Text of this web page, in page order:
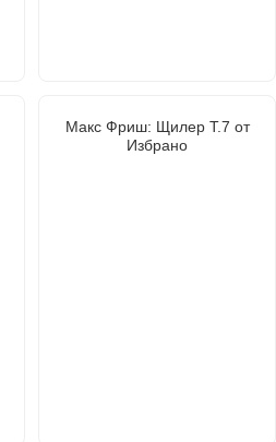
Макс Фриш: Щилер Т.7 от
Избрано